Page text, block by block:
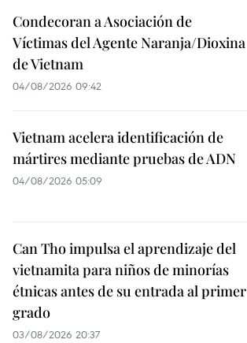
Condecoran a Asociación de
Víctimas del Agente Naranja/Dioxina
de Vietnam
04/08/2026 09:42
Vietnam acelera identificación de
mártires mediante pruebas de ADN
04/08/2026 05:09
Can Tho impulsa el aprendizaje del
vietnamita para niños de minorías
étnicas antes de su entrada al primer
grado
03/08/2026 20:37